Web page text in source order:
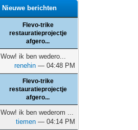
Nieuwe berichten
Flevo-trike
restauratieprojectje
afgero...
Wow! ik ben wedero...
renehin — 04:48 PM
Flevo-trike
restauratieprojectje
afgero...
Wow! ik ben wederom ...
tiemen — 04:14 PM